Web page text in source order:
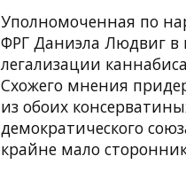
Уполномоченная по
ФРГ Даниэла Людвиг в
легализации
Схожего мнения
из обоих
демократического
крайне мало